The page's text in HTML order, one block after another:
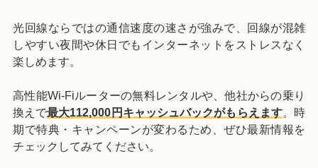
光回線ならではの通信速度の速さが強みで、回線が混雑
しやすい夜間や休日でもインターネットをストレスなく
楽しめます。
高性能Wi-Fiルーターの無料レンタルや、他社からの乗り
換えで最大112,000円キャッシュバックがもらえます。時
期で特典・キャンペーンが変わるため、ぜひ最新情報を
チェックしてみてください。